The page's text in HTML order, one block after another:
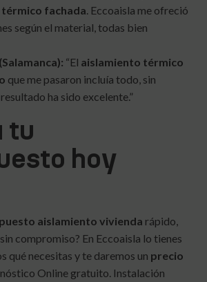
fachada . Eccoaisla me ofreció
según el material, todas bien
“El aislamiento térmico
que me pasaron incluía todo, sin
ha sido excelente.”
tu
hoy
aislamiento vivienda rápido,
compromiso? En Eccoaisla lo tienes
qué necesitas y te daremos un precio
Online gratuito. Instalación